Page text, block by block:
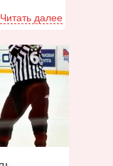
Читать далее